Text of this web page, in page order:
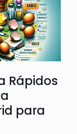
Rápidos
para